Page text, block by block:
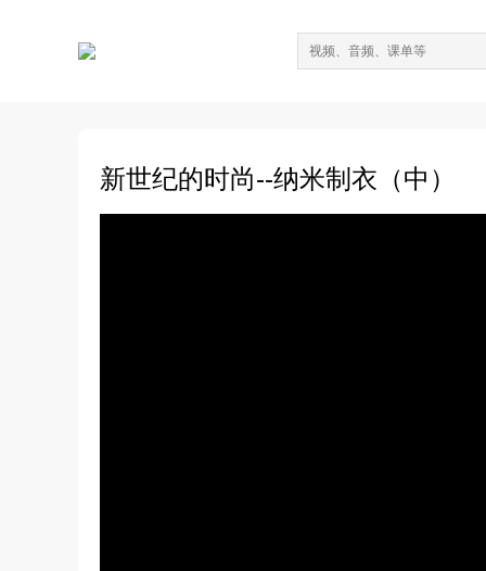
新世纪的时尚--纳米制衣（中）